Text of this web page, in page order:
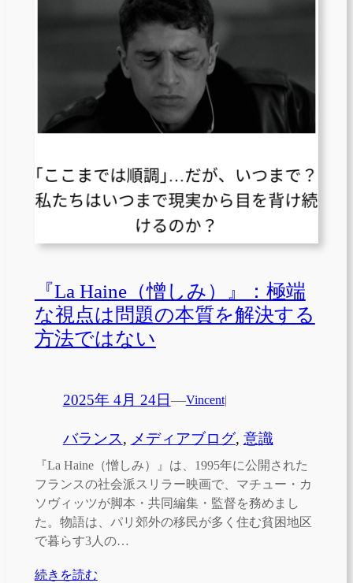
『La Haine（憎しみ）』：極端
な視点は問題の本質を解決する
方法ではない
2025年 4月 24日—Vincent|
バランス, メディアブログ, 意識
『La Haine（憎しみ）』は、1995年に公開された
フランスの社会派スリラー映画で、マチュー・カ
ソヴィッツが脚本・共同編集・監督を務めまし
た。物語は、パリ郊外の移民が多く住む貧困地区
で暮らす3人の…
続きを読む